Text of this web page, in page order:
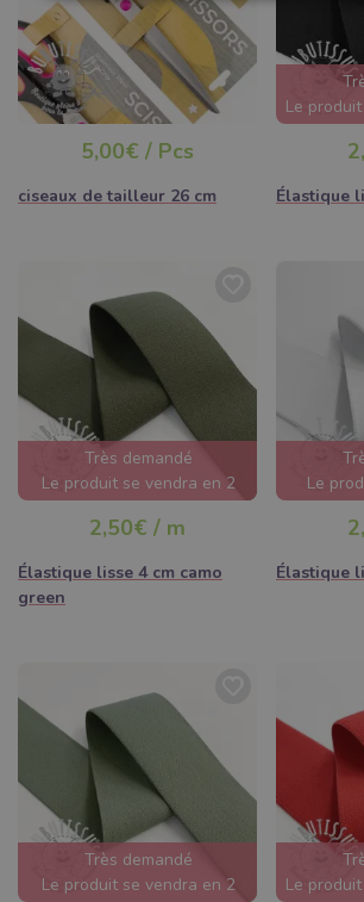
5,00€ / Pcs
ciseaux de tailleur 26 cm
Le
Élastique
Très demandé
Le produit se vendra en 2
2,50€ / m
Élastique lisse 4 cm camo
green
Le
Élastique
Très demandé
Le produit se vendra en 2
Le